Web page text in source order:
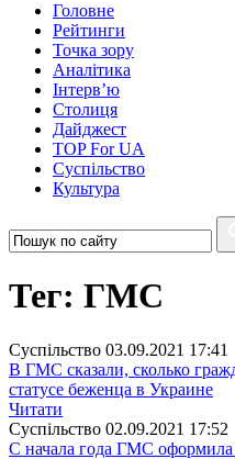
Головне
Рейтинги
Точка зору
Аналітика
Інтерв’ю
Столиця
Дайджест
TOP For UA
Суспiльство
Культура
Тег: ГМС
Суспiльство 03.09.2021 17:41
В ГМС сказали, сколько
статусе беженца в Украине
Читати
Суспiльство 02.09.2021 17:52
С начала года ГМС оформила